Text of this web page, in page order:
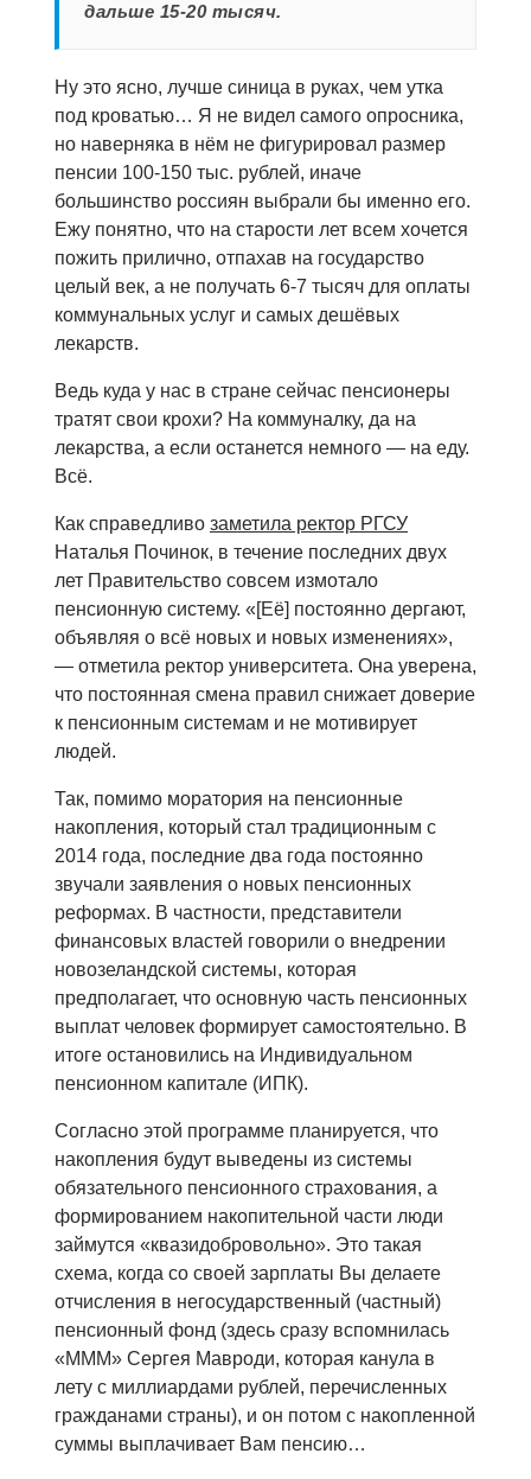
дальше 15-20 тысяч.
Ну это ясно, лучше синица в руках, чем утка
под кроватью… Я не видел самого опросника,
но наверняка в нём не фигурировал размер
пенсии 100-150 тыс. рублей, иначе
большинство россиян выбрали бы именно его.
Ежу понятно, что на старости лет всем хочется
пожить прилично, отпахав на государство
целый век, а не получать 6-7 тысяч для оплаты
коммунальных услуг и самых дешёвых
лекарств.
Ведь куда у нас в стране сейчас пенсионеры
тратят свои крохи? На коммуналку, да на
лекарства, а если останется немного — на еду.
Всё.
Как справедливо заметила ректор РГСУ
Наталья Починок, в течение последних двух
лет Правительство совсем измотало
пенсионную систему. «[Её] постоянно дергают,
объявляя о всё новых и новых изменениях»,
— отметила ректор университета. Она уверена,
что постоянная смена правил снижает доверие
к пенсионным системам и не мотивирует
людей.
Так, помимо моратория на пенсионные
накопления, который стал традиционным с
2014 года, последние два года постоянно
звучали заявления о новых пенсионных
реформах. В частности, представители
финансовых властей говорили о внедрении
новозеландской системы, которая
предполагает, что основную часть пенсионных
выплат человек формирует самостоятельно. В
итоге остановились на Индивидуальном
пенсионном капитале (ИПК).
Согласно этой программе планируется, что
накопления будут выведены из системы
обязательного пенсионного страхования, а
формированием накопительной части люди
займутся «квазидобровольно». Это такая
схема, когда со своей зарплаты Вы делаете
отчисления в негосударственный (частный)
пенсионный фонд (здесь сразу вспомнилась
«МММ» Сергея Мавроди, которая канула в
лету с миллиардами рублей, перечисленных
гражданами страны), и он потом с накопленной
суммы выплачивает Вам пенсию…